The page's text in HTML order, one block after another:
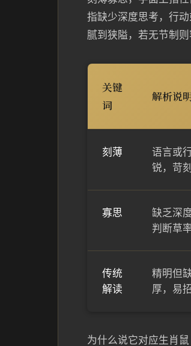
指缺少深度思考，行
腻到狭隘，若无节制则
关键
词
解析说
刻薄
语言或
锐，苛
寡思
缺乏深
判断草
传统
解读
精明但
厚，易
为什么说它对应生肖鼠